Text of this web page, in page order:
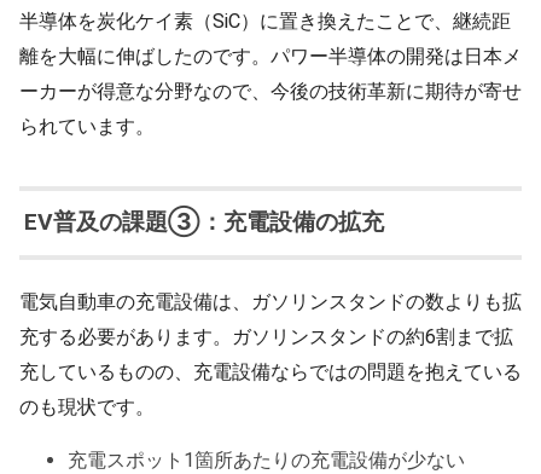
半導体を炭化ケイ素（SiC）に置き換えたことで、継続距
離を大幅に伸ばしたのです。パワー半導体の開発は日本メ
ーカーが得意な分野なので、今後の技術革新に期待が寄せ
られています。
EV普及の課題③：充電設備の拡充
電気自動車の充電設備は、ガソリンスタンドの数よりも拡
充する必要があります。ガソリンスタンドの約6割まで拡
充しているものの、充電設備ならではの問題を抱えている
のも現状です。
充電スポット1箇所あたりの充電設備が少ない